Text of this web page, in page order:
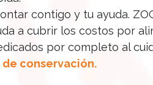
contigo y tu ayuda.
a cubrir los costos por
por completo al
conservación.